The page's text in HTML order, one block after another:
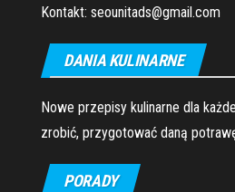
Kontakt: seounitads@gmail.com
DANIA KULINARNE
Nowe przepisy kulinarne dla
zrobić, przygotować daną
PORADY